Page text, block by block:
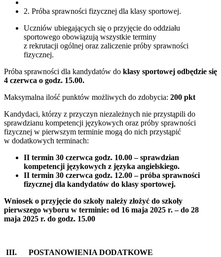
2. Próba sprawności fizycznej dla klasy sportowej.
Uczniów ubiegających się o przyjęcie do oddziału
sportowego obowiązują wszystkie terminy
z rekrutacji ogólnej oraz zaliczenie próby sprawności
fizycznej.
Próba sprawności dla kandydatów do klasy sportowej odbędzie się
4 czerwca o godz. 15.00.
Maksymalna ilość punktów możliwych do zdobycia: 200 pkt
Kandydaci, którzy z przyczyn niezależnych nie przystąpili do
sprawdzianu kompetencji językowych oraz próby sprawności
fizycznej w pierwszym terminie mogą do nich przystąpić
w dodatkowych terminach:
II termin 30 czerwca godz. 10.00 – sprawdzian
kompetencji językowych z języka angielskiego.
II termin 30 czerwca godz. 12.00 –próba sprawności
fizycznej dla kandydatów do klasy sportowej.
Wniosek o przyjęcie do szkoły należy złożyć do szkoły
pierwszego wyboru w terminie: od 16 maja 2025 r. – do 28
maja 2025 r. do godz. 15.00
III. POSTANOWIENIA DODATKOWE